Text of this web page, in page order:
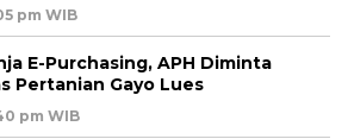
pm WIB
E-Purchasing, APH Diminta
Pertanian Gayo Lues
pm WIB